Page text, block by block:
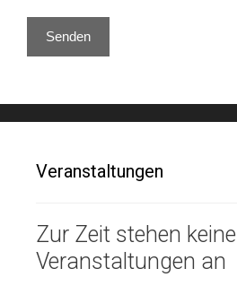
Veranstaltungen
Zur Zeit stehen keine
Veranstaltungen an